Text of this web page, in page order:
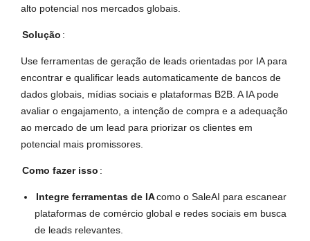
alto potencial nos mercados globais.
Solução :
Use ferramentas de geração de leads orientadas por IA para
encontrar e qualificar leads automaticamente de bancos de
dados globais, mídias sociais e plataformas B2B. A IA pode
avaliar o engajamento, a intenção de compra e a adequação
ao mercado de um lead para priorizar os clientes em
potencial mais promissores.
Como fazer isso :
Integre ferramentas de IAcomo o SaleAI para escanear
plataformas de comércio global e redes sociais em busca
de leads relevantes.